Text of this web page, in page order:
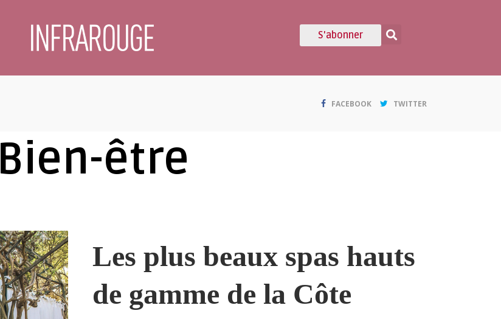
S'abonner
FACEBOOK TWITTER
Bien-être
Les plus beaux spas hauts
de gamme de la Côte